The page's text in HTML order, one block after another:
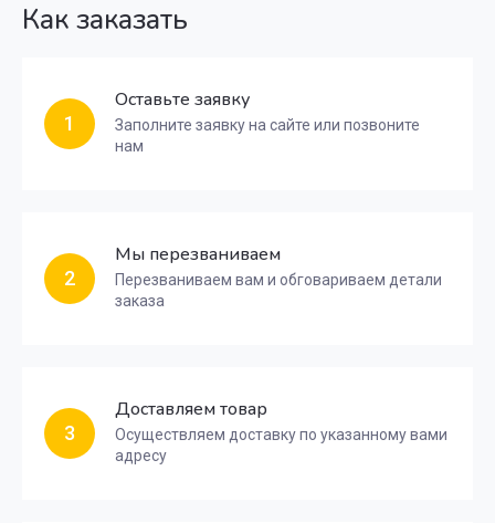
Как заказать
1
Оставьте заявку
Заполните заявку на сайте или позвоните
нам
2
Мы перезваниваем
Перезваниваем вам и обговариваем детали
заказа
3
Доставляем товар
Осуществляем доставку по указанному вами
адресу